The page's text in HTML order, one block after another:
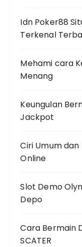
Idn Poker88
Terkenal
Mehami cara
Menang
Keungulan
Jackpot
Ciri Umum
Online
Slot Demo
Depo
Cara Bermain
SCATER